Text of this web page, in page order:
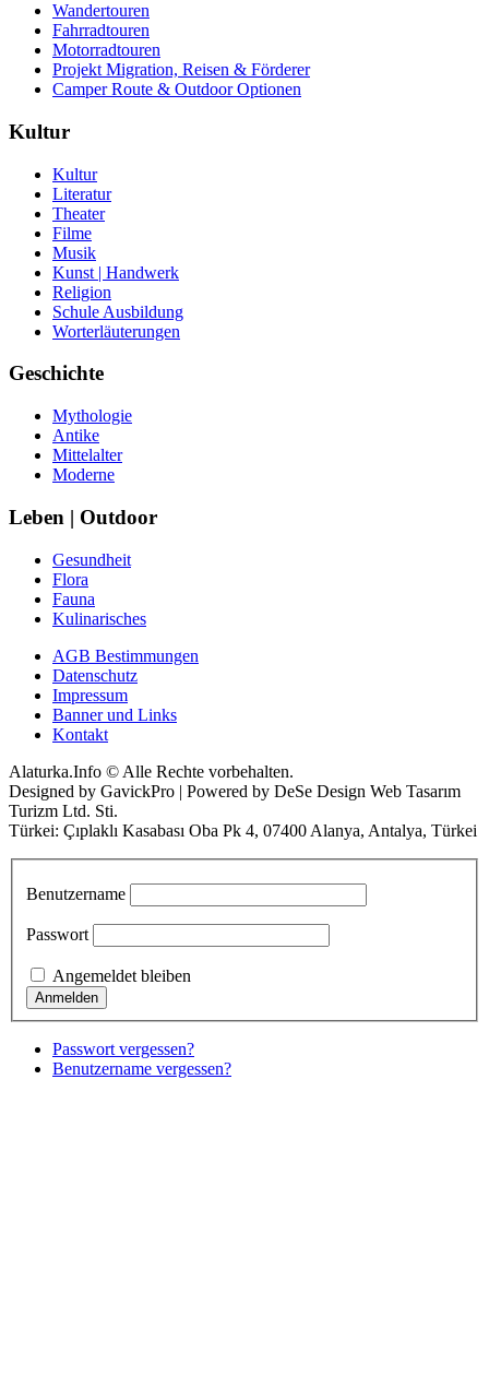
Wandertouren
Fahrradtouren
Motorradtouren
Projekt Migration, Reisen & Förderer
Camper Route & Outdoor Optionen
Kultur
Kultur
Literatur
Theater
Filme
Musik
Kunst | Handwerk
Religion
Schule Ausbildung
Worterläuterungen
Geschichte
Mythologie
Antike
Mittelalter
Moderne
Leben | Outdoor
Gesundheit
Flora
Fauna
Kulinarisches
AGB Bestimmungen
Datenschutz
Impressum
Banner und Links
Kontakt
Alaturka.Info © Alle Rechte vorbehalten.
Designed by GavickPro | Powered by DeSe Design Web Tasarım
Turizm Ltd. Sti.
Türkei: Çıplaklı Kasabası Oba Pk 4, 07400 Alanya, Antalya, Türkei
Benutzername
Passwort
Angemeldet bleiben
Passwort vergessen?
Benutzername vergessen?